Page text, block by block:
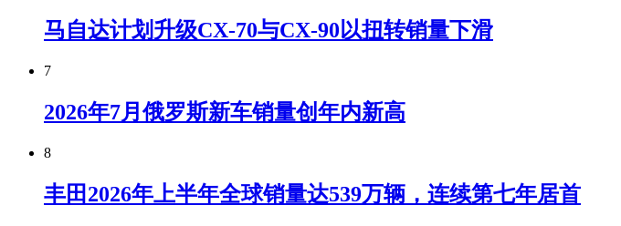
马自达计划升级CX-70与CX-90以扭转销量下滑
7
2026年7月俄罗斯新车销量创年内新高
8
丰田2026年上半年全球销量达539万辆，连续第七年居首